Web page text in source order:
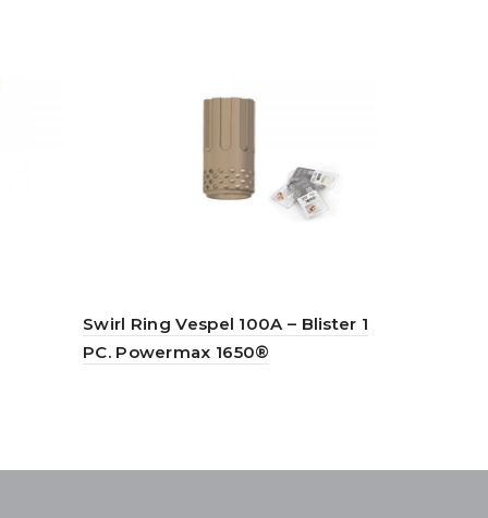
Swirl Ring Vespel 100A – Blister 1
PC. Powermax 1650®